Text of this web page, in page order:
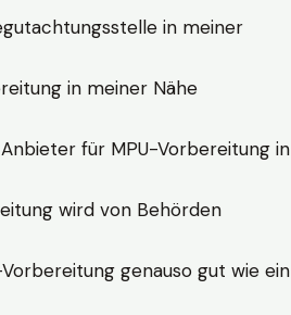
in meiner
in meiner Nähe
für MPU-Vorbereitung in
wird von Behörden
genauso gut wie ein